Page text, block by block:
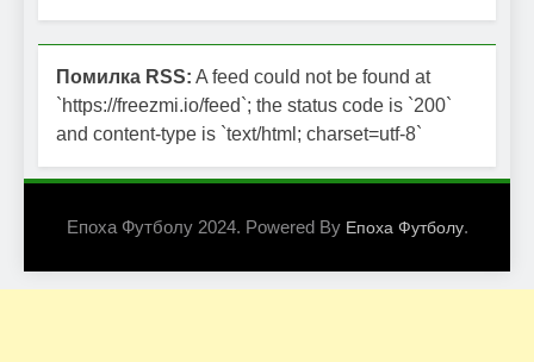
Помилка RSS: A feed could not be found at
`https://freezmi.io/feed`; the status code is `200`
and content-type is `text/html; charset=utf-8`
Епоха Футболу 2024. Powered By Епоха Футболу.